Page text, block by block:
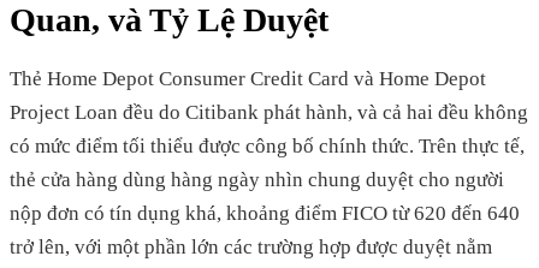
Quan, và Tỷ Lệ Duyệt
Thẻ Home Depot Consumer Credit Card và Home Depot
Project Loan đều do Citibank phát hành, và cả hai đều không
có mức điểm tối thiểu được công bố chính thức. Trên thực tế,
thẻ cửa hàng dùng hàng ngày nhìn chung duyệt cho người
nộp đơn có tín dụng khá, khoảng điểm FICO từ 620 đến 640
trở lên, với một phần lớn các trường hợp được duyệt nằm